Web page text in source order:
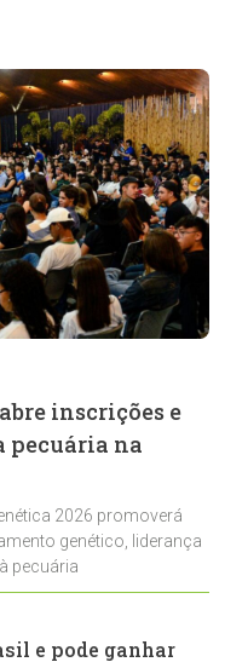
inscrições e
pecuária na
2026 promoverá
genético, liderança
pecuária
e pode ganhar